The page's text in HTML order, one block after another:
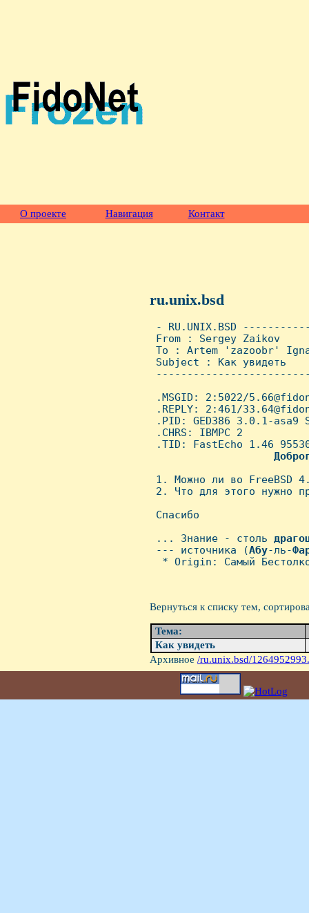
О проекте Навигация Контакт
ru.unix.bsd
- RU.UNIX.BSD
From : Sergey Zaikov
To : Artem 'zazoobr'
Subject : Как увидеть
.MSGID: 2:5022/
.REPLY: 2:461/
.PID: GED386 3.0.1-asa9
.CHRS: IBMPC 2
.TID: FastEcho 1.46
1. Можно ли во FreeBSD
2. Что для этого нужно
Спасибо
... Знание - столь
--- источника (Абу-ль-
* Origin: Самый
Вернуться к списку тем,
Тема:
Как увидеть
Архивное /ru.unix.bsd/